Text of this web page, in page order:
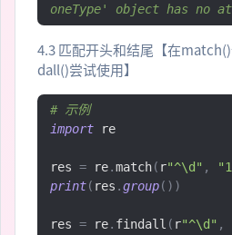
oneType' object has no
4.3 匹配开头和结尾【在
dall()尝试使用】
# 示例
import re
res = re.match( r"^\d" ,
print( res .group())
res = re. findall ( r"^\d" ,